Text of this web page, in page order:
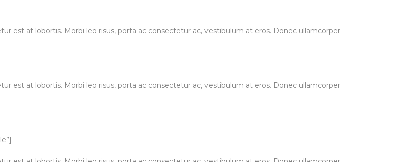
est at lobortis. Morbi leo risus, porta ac consectetur ac, vestibulum at eros. Donec ullamcorper
est at lobortis. Morbi leo risus, porta ac consectetur ac, vestibulum at eros. Donec ullamcorper